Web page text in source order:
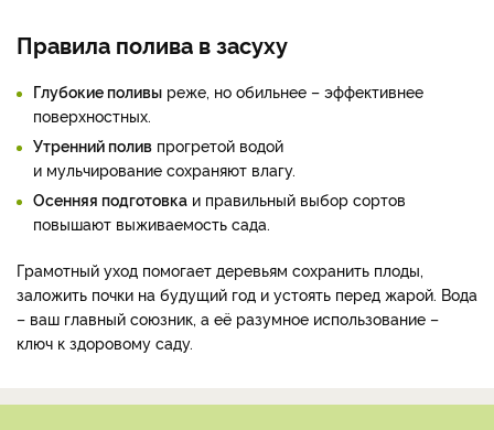
Правила полива в засуху
Глубокие поливы реже, но обильнее – эффективнее
поверхностных.
Утренний полив прогретой водой
и мульчирование сохраняют влагу.
Осенняя подготовка и правильный выбор сортов
повышают выживаемость сада.
Грамотный уход помогает деревьям сохранить плоды,
заложить почки на будущий год и устоять перед жарой. Вода
– ваш главный союзник, а её разумное использование –
ключ к здоровому саду.